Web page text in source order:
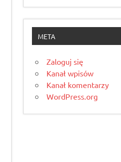
META
Zaloguj się
Kanał wpisów
Kanał komentarzy
WordPress.org